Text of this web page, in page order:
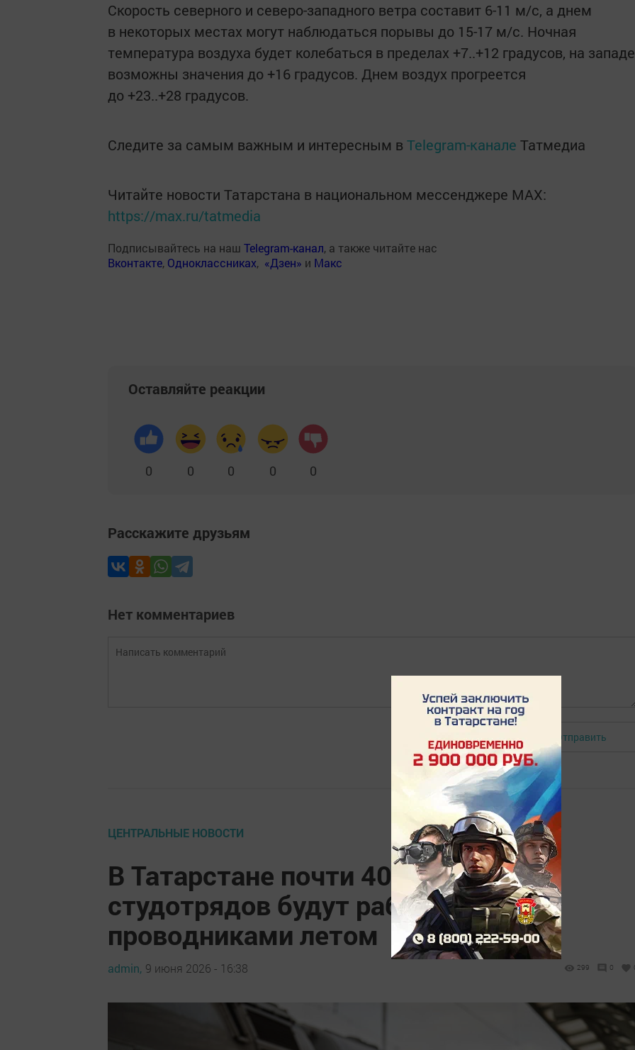
Скорость северного и северо-западного ветра составит 6-11 м/с, а днем
в некоторых местах могут наблюдаться порывы до 15-17 м/с. Ночная
температура воздуха будет колебаться в пределах +7..+12 градусов, на западе
возможны значения до +16 градусов. Днем воздух прогреется
до +23..+28 градусов.
Следите за самым важным и интересным в Telegram-канале Татмедиа
Читайте новости Татарстана в национальном мессенджере MАХ:
https://max.ru/tatmedia
Подписывайтесь на наш Telegram-канал, а также читайте нас
Вконтакте, Одноклассниках, «Дзен» и Макс
Оставляйте реакции
0 0 0 0 0
Расскажите друзьям
Нет комментариев
Авторизоваться Отправить
ЦЕНТРАЛЬНЫЕ НОВОСТИ
В Татарстане почти 400 участников
студотрядов будут работать
проводниками летом
admin, 9 июня 2026 - 16:38 299 0